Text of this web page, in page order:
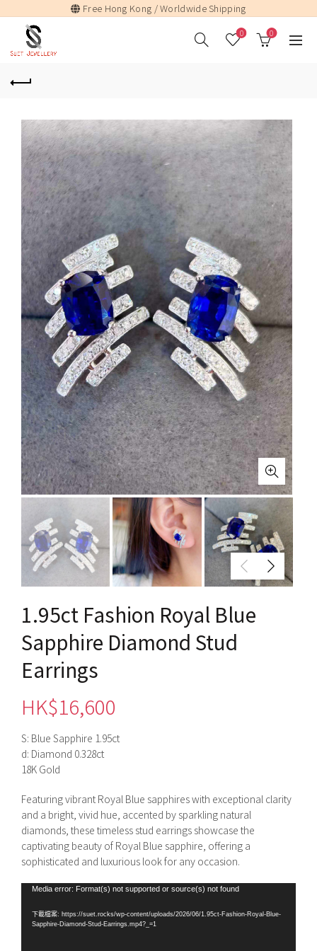
Free Hong Kong / Worldwide Shipping
0 0
1.95ct Fashion Royal Blue
Sapphire Diamond Stud
Earrings
HK$16,600
S: Blue Sapphire 1.95ct
d: Diamond 0.328ct
18K Gold
Featuring vibrant Royal Blue sapphires with exceptional clarity
and a bright, vivid hue, accented by sparkling natural
diamonds, these timeless stud earrings showcase the
captivating beauty of Royal Blue sapphire, offering a
sophisticated and luxurious look for any occasion.
Media error: Format(s) not supported or source(s) not found
下載檔案: https://suet.rocks/wp-content/uploads/2026/06/1.95ct-Fashion-Royal-Blue-
Sapphire-Diamond-Stud-Earrings.mp4?_=1